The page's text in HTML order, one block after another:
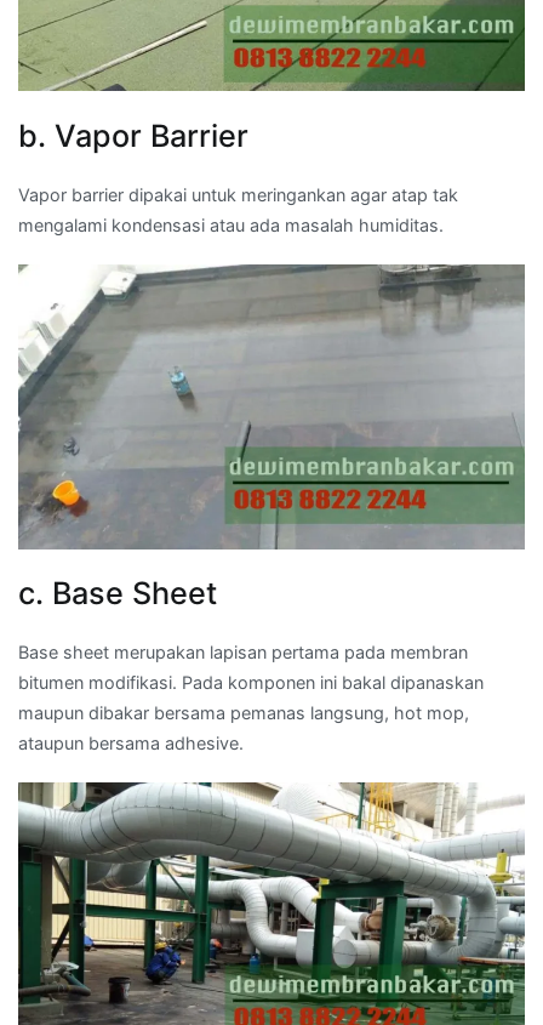
b. Vapor Barrier
Vapor barrier dipakai untuk meringankan agar atap tak
mengalami kondensasi atau ada masalah humiditas.
c. Base Sheet
Base sheet merupakan lapisan pertama pada membran
bitumen modifikasi. Pada komponen ini bakal dipanaskan
maupun dibakar bersama pemanas langsung, hot mop,
ataupun bersama adhesive.